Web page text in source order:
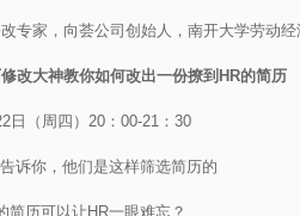
专家，向荟公司创始人，南开大学劳动经
改大神教你如何改出一份撩到HR的简历
日（周四）20：00-21：30
诉你，他们是这样筛选简历的
简历可以让HR一眼难忘？